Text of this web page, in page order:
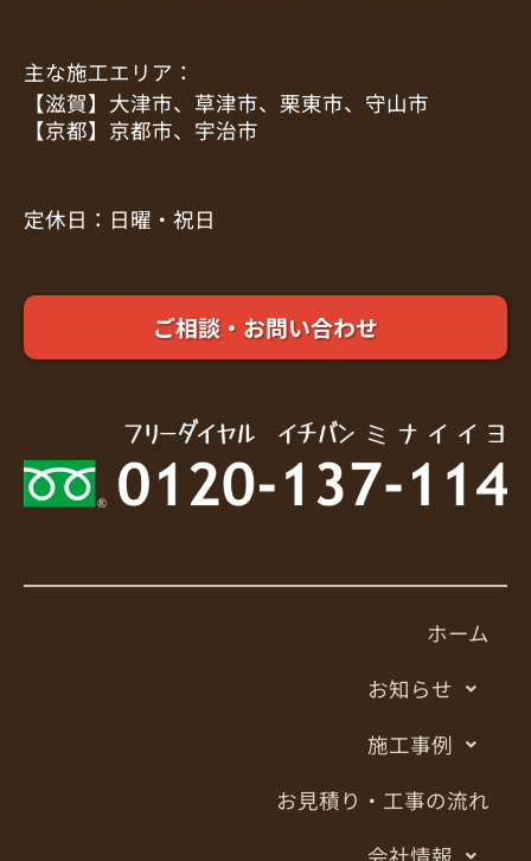
主な施工エリア：
【滋賀】大津市、草津市、栗東市、守山市
【京都】京都市、宇治市
定休日：日曜・祝日
ご相談・お問い合わせ
ホーム
お知らせ
施工事例
お見積り・工事の流れ